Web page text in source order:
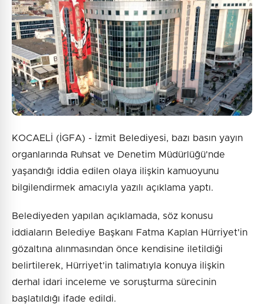
KOCAELİ (İGFA) - İzmit Belediyesi, bazı basın yayın
organlarında Ruhsat ve Denetim Müdürlüğü'nde
yaşandığı iddia edilen olaya ilişkin kamuoyunu
bilgilendirmek amacıyla yazılı açıklama yaptı.
Belediyeden yapılan açıklamada, söz konusu
iddiaların Belediye Başkanı Fatma Kaplan Hürriyet'in
gözaltına alınmasından önce kendisine iletildiği
belirtilerek, Hürriyet'in talimatıyla konuya ilişkin
derhal idari inceleme ve soruşturma sürecinin
başlatıldığı ifade edildi.